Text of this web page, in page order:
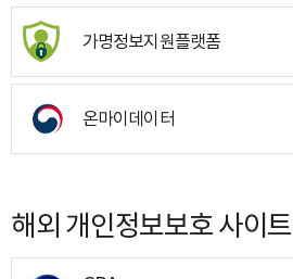
가명정보지원플랫폼
온마이데이터
해외 개인정보보호 사이트